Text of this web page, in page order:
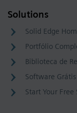
Solutions
Solid Edge
Portfólio
Biblioteca de
Software Grátis
Start Your Free